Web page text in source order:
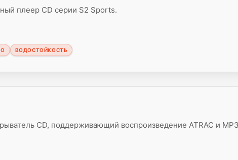
плеер CD серии S2 Sports.
ВОДОСТОЙКОСТЬ
CD, поддерживающий воспроизведение ATRAC и